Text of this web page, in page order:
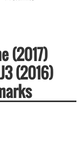
(2017)
(2016)